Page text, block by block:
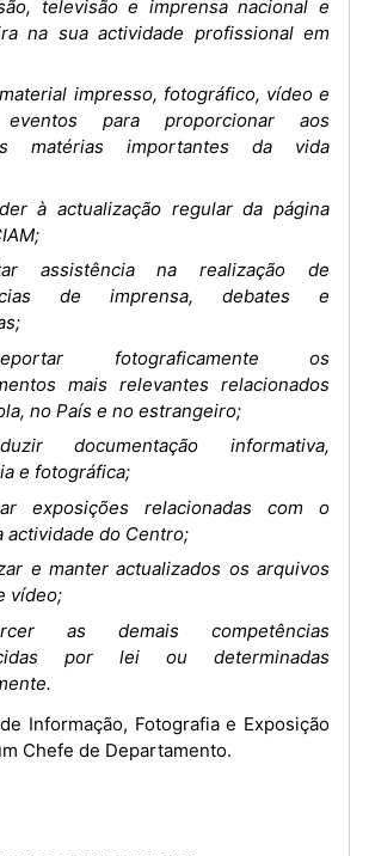
televisão e imprensa nacional e
na sua actividade profissional em
impresso, fotográfico, vídeo e
eventos para proporcionar aos
matérias importantes da vida
à actualização regular da página
assistência na realização de
de imprensa, debates e
fotograficamente os
mais relevantes relacionados
no País e no estrangeiro;
documentação informativa,
e fotográfica;
exposições relacionadas com o
actividade do Centro;
e manter actualizados os arquivos
vídeo;
as demais competências
por lei ou determinadas
Chefe de Departamento.